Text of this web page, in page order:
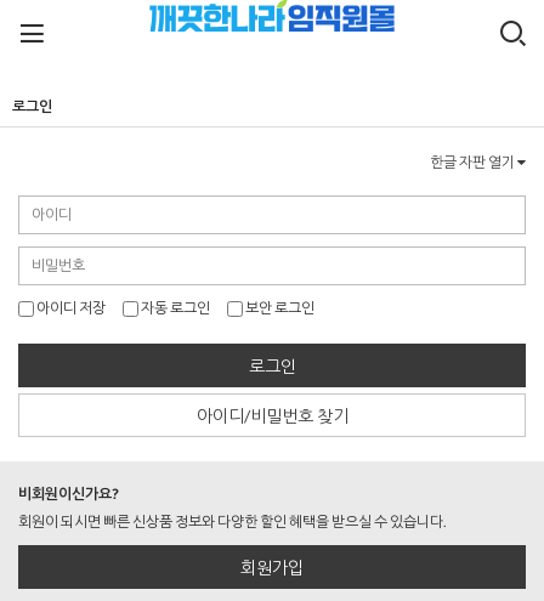
로그인
한글 자판 열기
아이디 저장 자동 로그인 보안 로그인
로그인
아이디/비밀번호 찾기
비회원이신가요?
회원이 되시면 빠른 신상품 정보와 다양한 할인 혜택을 받으실 수 있습니다.
회원가입